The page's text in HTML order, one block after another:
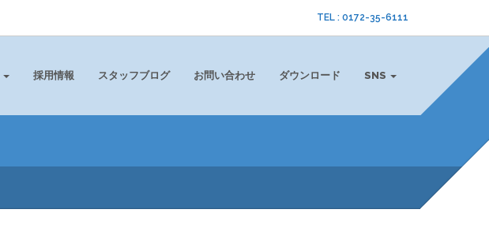
TEL : 0172-35-6111
採用情報 スタッフブログ お問い合わせ ダウンロード SNS